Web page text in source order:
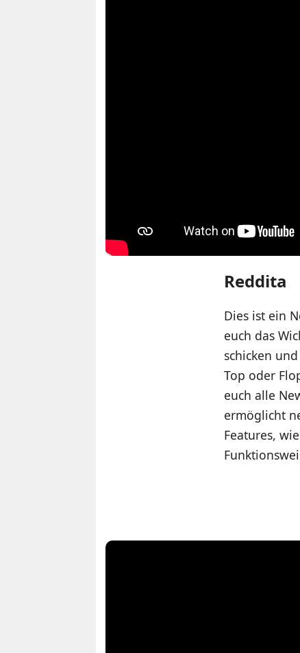
Reddita
Dies ist ein
euch das
schicken
Top oder
euch alle
ermöglicht
Features,